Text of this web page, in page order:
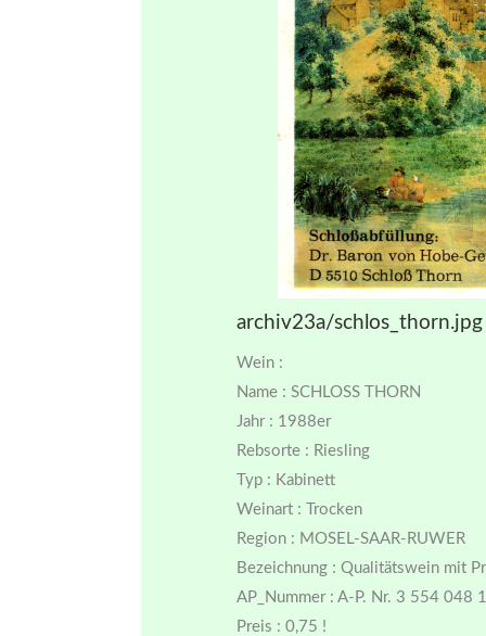
archiv23a/schlos_thorn.jpg
Wein :
Name : SCHLOSS THORN
Jahr : 1988er
Rebsorte : Riesling
Typ : Kabinett
Weinart : Trocken
Region : MOSEL-SAAR-RUWER
Bezeichnung : Qualitätswein mit
AP_Nummer : A-P. Nr. 3 554 048
Preis : 0,75 !